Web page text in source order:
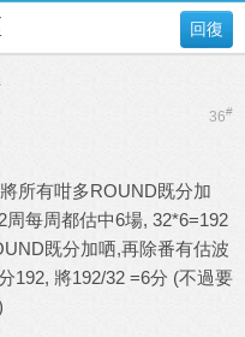
回復
36#
所有咁多ROUND既分加
每周都估中6場, 32*6=192
既分加哂,再除番有估波
192, 將192/32 =6分 (不過要